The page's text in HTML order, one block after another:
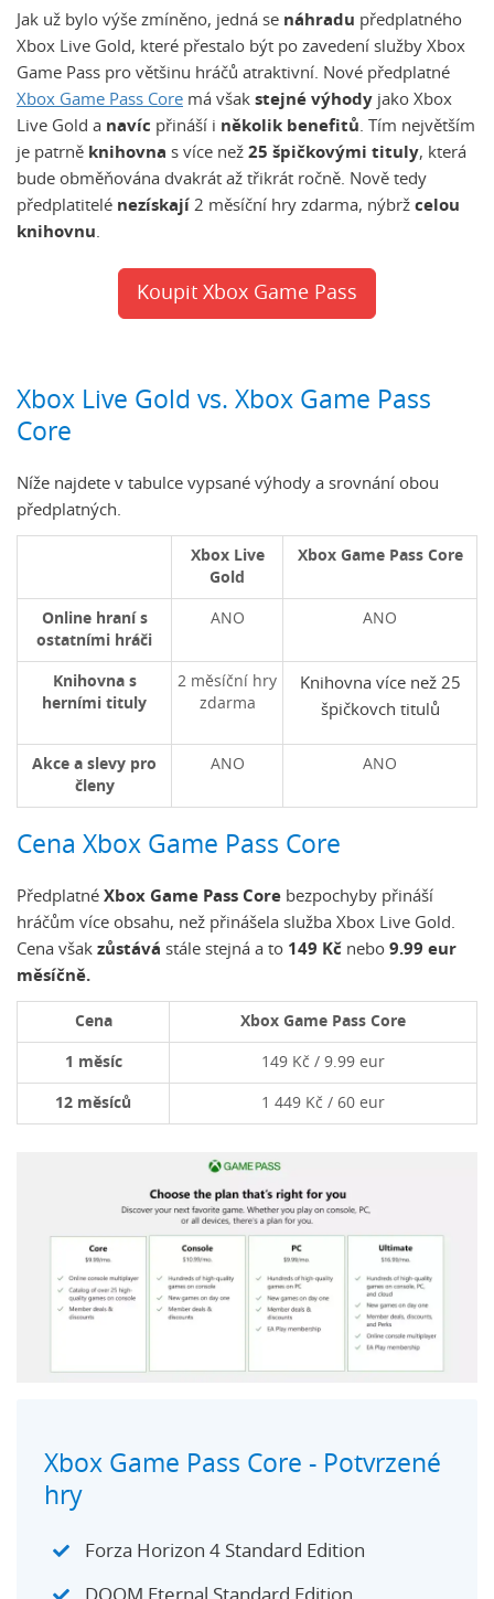
Jak už bylo výše zmíněno, jedná se náhradu předplatného
Xbox Live Gold, které přestalo být po zavedení služby Xbox
Game Pass pro většinu hráčů atraktivní. Nové předplatné
Xbox Game Pass Core má však stejné výhody jako Xbox
Live Gold a navíc přináší i několik benefitů. Tím největším
je patrně knihovna s více než 25 špičkovými tituly, která
bude obměňována dvakrát až třikrát ročně. Nově tedy
předplatitelé nezískají 2 měsíční hry zdarma, nýbrž celou
knihovnu.
Koupit Xbox Game Pass
Xbox Live Gold vs. Xbox Game Pass
Core
Níže najdete v tabulce vypsané výhody a srovnání obou
předplatných.
Xbox Live
Gold
Xbox Game Pass Core
Online hraní s
ostatními hráči
ANO ANO
Knihovna s
herními tituly
2 měsíční hry
zdarma
Knihovna více než 25
špičkovch titulů
Akce a slevy pro
členy
ANO ANO
Cena Xbox Game Pass Core
Předplatné Xbox Game Pass Core bezpochyby přináší
hráčům více obsahu, než přinášela služba Xbox Live Gold.
Cena však zůstává stále stejná a to 149 Kč nebo 9.99 eur
měsíčně.
Cena Xbox Game Pass Core
1 měsíc 149 Kč / 9.99 eur
12 měsíců 1 449 Kč / 60 eur
Xbox Game Pass Core - Potvrzené
hry
Forza Horizon 4 Standard Edition